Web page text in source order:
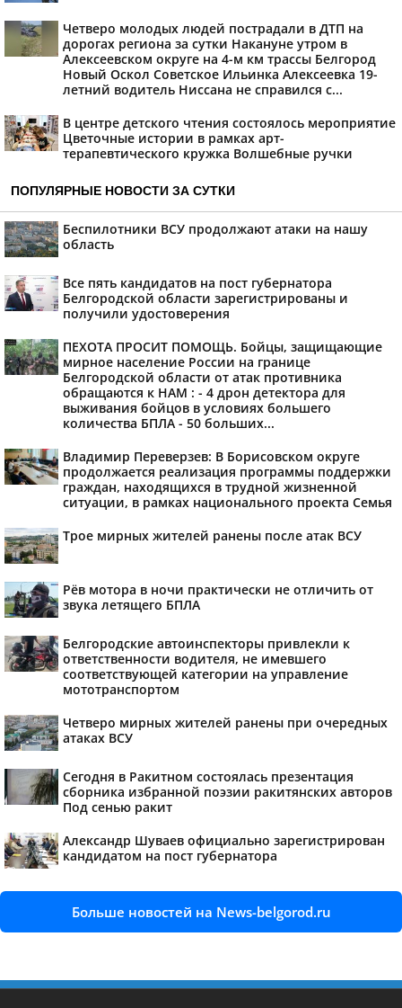
Четверо молодых людей пострадали в ДТП на
дорогах региона за сутки Накануне утром в
Алексеевском округе на 4-м км трассы Белгород
Новый Оскол Советское Ильинка Алексеевка 19-
летний водитель Ниссана не справился с...
В центре детского чтения состоялось мероприятие
Цветочные истории в рамках арт-
терапевтического кружка Волшебные ручки
ПОПУЛЯРНЫЕ НОВОСТИ ЗА СУТКИ
Беспилотники ВСУ продолжают атаки на нашу
область
Все пять кандидатов на пост губернатора
Белгородской области зарегистрированы и
получили удостоверения
ПЕХОТА ПРОСИТ ПОМОЩЬ. Бойцы, защищающие
мирное население России на границе
Белгородской области от атак противника
обращаются к НАМ : - 4 дрон детектора для
выживания бойцов в условиях большего
количества БПЛА - 50 больших...
Владимир Переверзев: В Борисовском округе
продолжается реализация программы поддержки
граждан, находящихся в трудной жизненной
ситуации, в рамках национального проекта Семья
Трое мирных жителей ранены после атак ВСУ
Рёв мотора в ночи практически не отличить от
звука летящего БПЛА
Белгородские автоинспекторы привлекли к
ответственности водителя, не имевшего
соответствующей категории на управление
мототранспортом
Четверо мирных жителей ранены при очередных
атаках ВСУ
Сегодня в Ракитном состоялась презентация
сборника избранной поэзии ракитянских авторов
Под сенью ракит
Александр Шуваев официально зарегистрирован
кандидатом на пост губернатора
Больше новостей на News-belgorod.ru